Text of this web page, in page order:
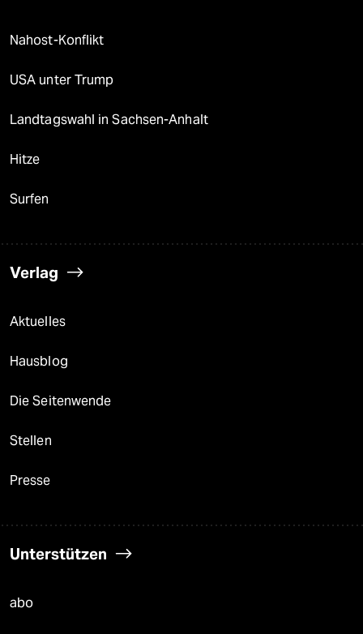
Nahost-Konflikt
USA unter Trump
Landtagswahl in Sachsen-Anhalt
Hitze
Surfen
Verlag
Aktuelles
Hausblog
Die Seitenwende
Stellen
Presse
Unterstützen
abo